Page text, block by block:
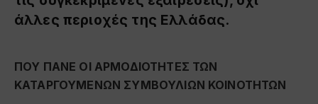
άλλες περιοχές της Ελλάδας.
ΠΟΥ ΠΑΝΕ ΟΙ ΑΡΜΟΔΙΟΤΗΤΕΣ ΤΩΝ
ΚΑΤΑΡΓΟΥΜΕΝΩΝ ΣΥΜΒΟΥΛΙΩΝ ΚΟΙΝΟΤΗΤΩΝ